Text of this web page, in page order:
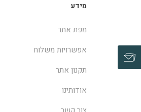
מידע
מפת אתר
אפשרויות משלוח
תקנון אתר
אודותינו